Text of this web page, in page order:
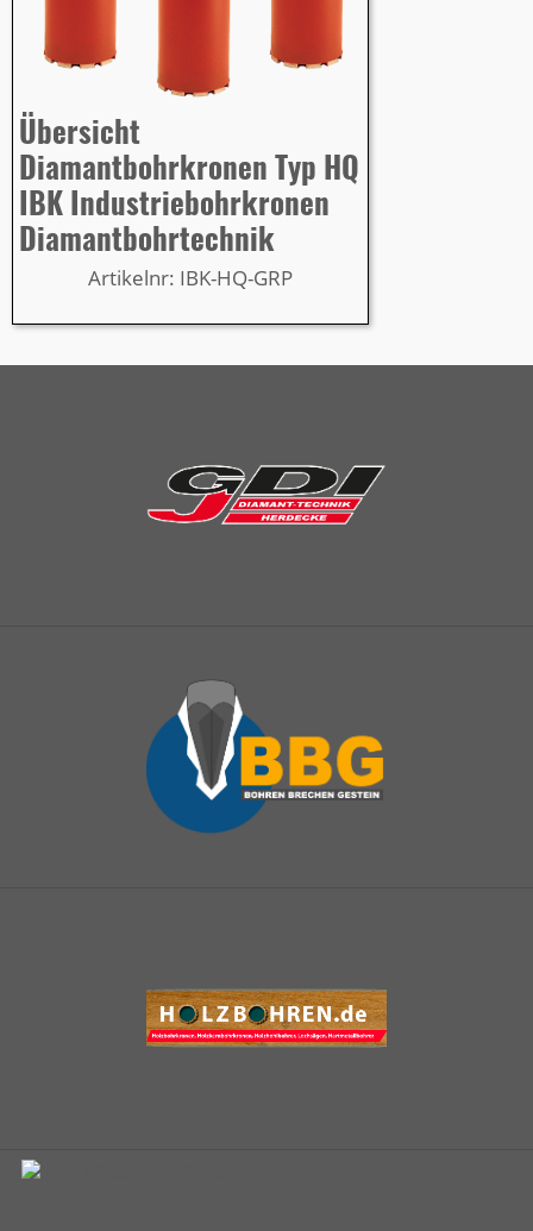
Übersicht
Diamantbohrkronen Typ HQ
IBK Industriebohrkronen
Diamantbohrtechnik
Artikelnr: IBK-HQ-GRP